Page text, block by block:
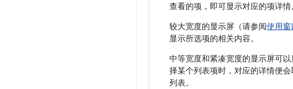
查看的项，即可显示对应的项详
较大宽度的显示屏（请参阅使用窗
显示所选项的相关内容。
中等宽度和紧凑宽度的显示屏可
择某个列表项时，对应的详情便
列表。